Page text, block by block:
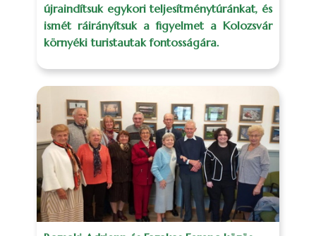
újraindítsuk egykori teljesítménytúránkat, és
ismét ráirányítsuk a figyelmet a Kolozsvár
környéki turistautak fontosságára.